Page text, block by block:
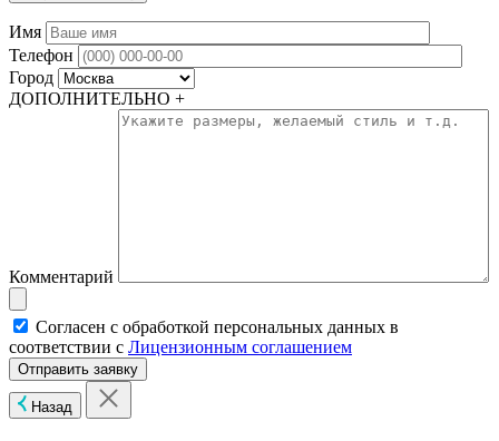
Имя
Телефон
Город
ДОПОЛНИТЕЛЬНО +
Комментарий
Согласен с обработкой персональных данных в
соответствии с Лицензионным соглашением
Назад